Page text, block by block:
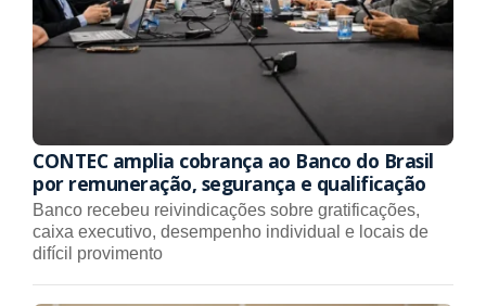
CONTEC amplia cobrança ao Banco do Brasil
por remuneração, segurança e qualificação
Banco recebeu reivindicações sobre gratificações,
caixa executivo, desempenho individual e locais de
difícil provimento